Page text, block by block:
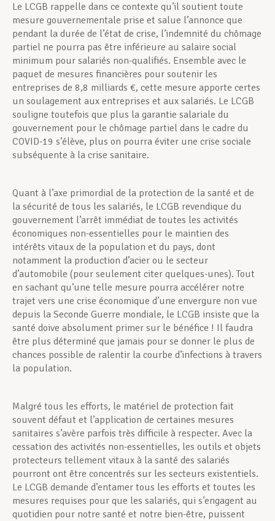
Le LCGB rappelle dans ce contexte qu’il soutient toute
mesure gouvernementale prise et salue l’annonce que
pendant la durée de l’état de crise, l’indemnité du chômage
partiel ne pourra pas être inférieure au salaire social
minimum pour salariés non-qualifiés. Ensemble avec le
paquet de mesures financières pour soutenir les
entreprises de 8,8 milliards €, cette mesure apporte certes
un soulagement aux entreprises et aux salariés. Le LCGB
souligne toutefois que plus la garantie salariale du
gouvernement pour le chômage partiel dans le cadre du
COVID-19 s’élève, plus on pourra éviter une crise sociale
subséquente à la crise sanitaire.
Quant à l’axe primordial de la protection de la santé et de
la sécurité de tous les salariés, le LCGB revendique du
gouvernement l’arrêt immédiat de toutes les activités
économiques non-essentielles pour le maintien des
intérêts vitaux de la population et du pays, dont
notamment la production d’acier ou le secteur
d’automobile (pour seulement citer quelques-unes). Tout
en sachant qu’une telle mesure pourra accélérer notre
trajet vers une crise économique d’une envergure non vue
depuis la Seconde Guerre mondiale, le LCGB insiste que la
santé doive absolument primer sur le bénéfice ! Il faudra
être plus déterminé que jamais pour se donner le plus de
chances possible de ralentir la courbe d’infections à travers
la population.
Malgré tous les efforts, le matériel de protection fait
souvent défaut et l’application de certaines mesures
sanitaires s’avère parfois très difficile à respecter. Avec la
cessation des activités non-essentielles, les outils et objets
protecteurs tellement vitaux à la santé des salariés
pourront ont être concentrés sur les secteurs existentiels.
Le LCGB demande d’entamer tous les efforts et toutes les
mesures requises pour que les salariés, qui s’engagent au
quotidien pour notre santé et notre bien-être, puissent